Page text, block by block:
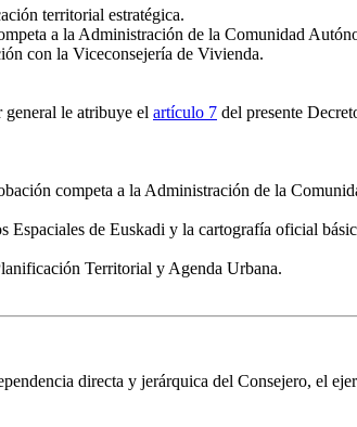
territorial estratégica.
a la Administración de la Comunidad
con la Viceconsejería de Vivienda.
general le atribuye el artículo 7 del presente
competa a la Administración de la
de Euskadi y la cartografía oficial
Territorial y Agenda Urbana.
directa y jerárquica del Consejero, el